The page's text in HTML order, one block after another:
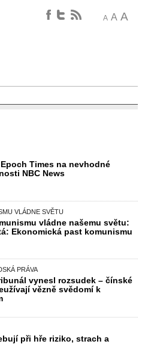
A A A
Times na nevhodné
NBC News
VLÁDNE SVĚTU
vládne našemu světu:
Ekonomická past komunismu
PRÁVA
vynesl rozsudek – čínské
vězně svědomí k
při hře riziko, strach a